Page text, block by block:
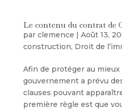
Le contenu du contrat de
par clemence | Août 13,
construction, Droit de
Afin de protéger au
gouvernement a prévu
clauses pouvant
première règle est que